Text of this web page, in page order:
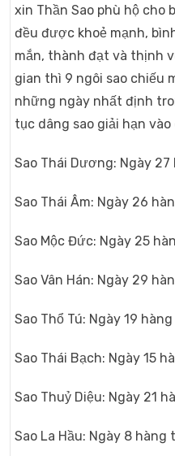
xin Thần Sao phù hộ cho
đều được khoẻ mạnh,
mắn, thành đạt và thịnh
gian thì 9 ngôi sao chiếu
những ngày nhất định
tục dâng sao giải hạn
Sao Thái Dương: Ngày
Sao Thái Âm: Ngày 26
Sao Mộc Đức: Ngày 25
Sao Vân Hán: Ngày 29
Sao Thổ Tú: Ngày 19
Sao Thái Bạch: Ngày 15
Sao Thuỷ Diệu: Ngày 21
Sao La Hầu: Ngày 8 hàng